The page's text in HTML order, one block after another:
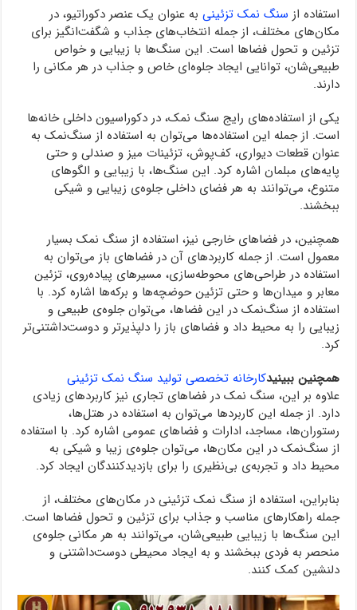
استفاده از سنگ نمک تزئینی به عنوان یک عنصر دکوراتیو، در
مکان‌های مختلف، از جمله انتخاب‌های جذاب و شگفت‌انگیز برای
تزئین و تحول فضاها است. این سنگ‌ها با زیبایی و خواص
طبیعی‌شان، توانایی ایجاد جلوه‌ای خاص و جذاب در هر مکانی را
دارند.
یکی از استفاده‌های رایج سنگ نمک، در دکوراسیون داخلی خانه‌ها
است. از جمله این استفاده‌ها می‌توان به استفاده از سنگ‌نمک به
عنوان قطعات دیواری، کف‌پوش، تزئینات میز و صندلی و حتی
پایه‌های مبلمان اشاره کرد. این سنگ‌ها، با زیبایی و الگوهای
متنوع، می‌توانند به هر فضای داخلی جلوه‌ی زیبایی و شیکی
ببخشند.
همچنین، در فضاهای خارجی نیز، استفاده از سنگ نمک بسیار
معمول است. از جمله کاربردهای آن در فضاهای باز می‌توان به
استفاده در طراحی‌های محوطه‌سازی، مسیرهای پیاده‌روی، تزئین
معابر و میدان‌ها و حتی تزئین حوضچه‌ها و برکه‌ها اشاره کرد. با
استفاده از سنگ‌نمک در این فضاها، می‌توان جلوه‌ی طبیعی و
زیبایی را به محیط داد و فضاهای باز را دلپذیرتر و دوست‌داشتنی‌تر
کرد.
همچنین ببینیدکارخانه تخصصی تولید سنگ نمک تزئینی
علاوه بر این، سنگ نمک در فضاهای تجاری نیز کاربردهای زیادی
دارد. از جمله این کاربردها می‌توان به استفاده در هتل‌ها،
رستوران‌ها، مساجد، ادارات و فضاهای عمومی اشاره کرد. با استفاده
از سنگ‌نمک در این مکان‌ها، می‌توان جلوه‌ی زیبا و شیکی به
محیط داد و تجربه‌ی بی‌نظیری را برای بازدیدکنندگان ایجاد کرد.
بنابراین، استفاده از سنگ نمک تزئینی در مکان‌های مختلف، از
جمله راهکارهای مناسب و جذاب برای تزئین و تحول فضاها است.
این سنگ‌ها با زیبایی طبیعی‌شان، می‌توانند به هر مکانی جلوه‌ی
منحصر به فردی ببخشند و به ایجاد محیطی دوست‌داشتنی و
دلنشین کمک کنند.